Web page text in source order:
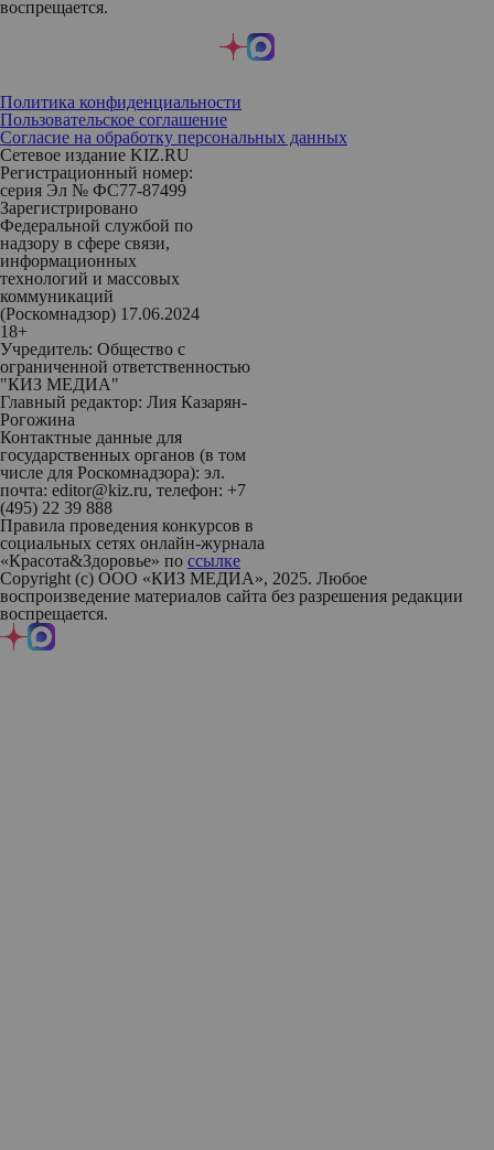
воспрещается.
Политика конфиденциальности
Пользовательское соглашение
Согласие на обработку персональных данных
Сетевое издание KIZ.RU
Регистрационный номер:
серия Эл № ФС77-87499
Зарегистрировано
Федеральной службой по
надзору в сфере связи,
информационных
технологий и массовых
коммуникаций
(Роскомнадзор) 17.06.2024
18+
Учредитель: Общество с
ограниченной ответственностью
"КИЗ МЕДИА"
Главный редактор: Лия Казарян-
Рогожина
Контактные данные для
государственных органов (в том
числе для Роскомнадзора): эл.
почта: editor@kiz.ru, телефон: +7
(495) 22 39 888
Правила проведения конкурсов в
социальных сетях онлайн-журнала
«Красота&Здоровье» по ссылке
Copyright (с) ООО «КИЗ МЕДИА», 2025. Любое
воспроизведение материалов сайта без разрешения редакции
воспрещается.